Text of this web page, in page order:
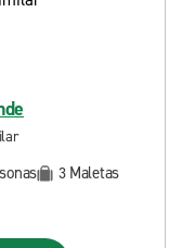
3 Maletas